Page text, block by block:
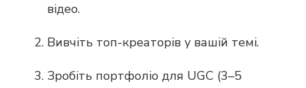
відео.
Вивчіть топ-креаторів у вашій темі.
Зробіть портфоліо для UGC (3–5